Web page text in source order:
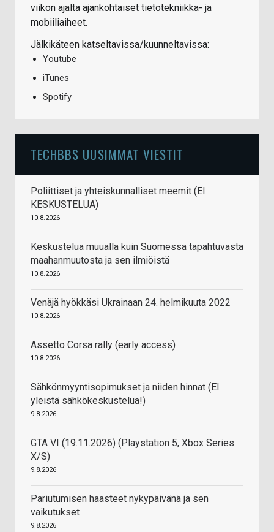
viikon ajalta ajankohtaiset tietotekniikka- ja
mobiiliaiheet.
Jälkikäteen katseltavissa/kuunneltavissa:
Youtube
iTunes
Spotify
TECHBBS UUSIMMAT VIESTIT
Poliittiset ja yhteiskunnalliset meemit (EI
KESKUSTELUA)
10.8.2026
Keskustelua muualla kuin Suomessa tapahtuvasta
maahanmuutosta ja sen ilmiöistä
10.8.2026
Venäjä hyökkäsi Ukrainaan 24. helmikuuta 2022
10.8.2026
Assetto Corsa rally (early access)
10.8.2026
Sähkönmyyntisopimukset ja niiden hinnat (EI
yleistä sähkökeskustelua!)
9.8.2026
GTA VI (19.11.2026) (Playstation 5, Xbox Series
X/S)
9.8.2026
Pariutumisen haasteet nykypäivänä ja sen
vaikutukset
9.8.2026